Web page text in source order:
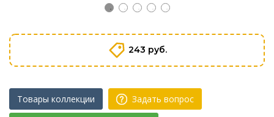
243 руб.
Товары коллекции Задать вопрос